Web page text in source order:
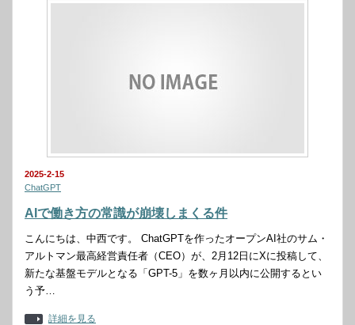
2025-2-15
ChatGPT
AIで働き方の常識が崩壊しまくる件
こんにちは、中西です。 ChatGPTを作ったオープンAI社のサム・
アルトマン最高経営責任者（CEO）が、2月12日にXに投稿して、
新たな基盤モデルとなる「GPT-5」を数ヶ月以内に公開するとい
う予…
詳細を見る